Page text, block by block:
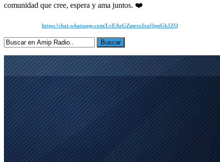
comunidad que cree, espera y ama juntos. ❤️
https://chat.whatsapp.com/LvEAeGZmrzxIxaQpnGkJZQ